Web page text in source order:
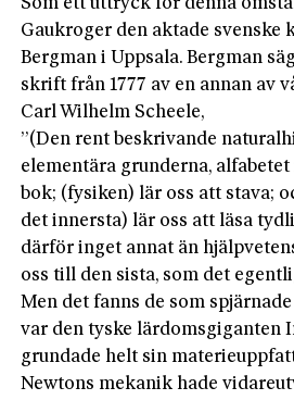
Som ett uttryck för denna
Gaukroger den aktade svenske
Bergman i Uppsala. Bergman
skrift från 1777 av en annan av
Carl Wilhelm Scheele,
”(Den rent beskrivande
elementära grunderna,
bok; (fysiken) lär oss att stava;
det innersta) lär oss att läsa
därför inget annat än
oss till den sista, som det
Men det fanns de som
var den tyske lärdomsgiganten
grundade helt sin
Newtons mekanik hade